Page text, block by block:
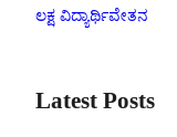
ಲಕ್ಷ ವಿದ್ಯಾರ್ಥಿವೇತನ
Latest Posts